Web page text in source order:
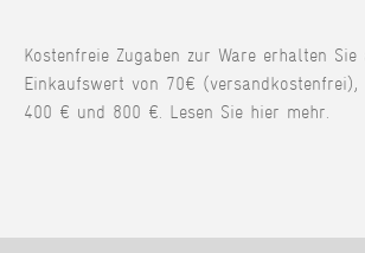
Kostenfreie Zugaben zur Ware erhalten Sie
Einkaufswert von 70€
400 € und 800 €. Lesen Sie hier mehr.